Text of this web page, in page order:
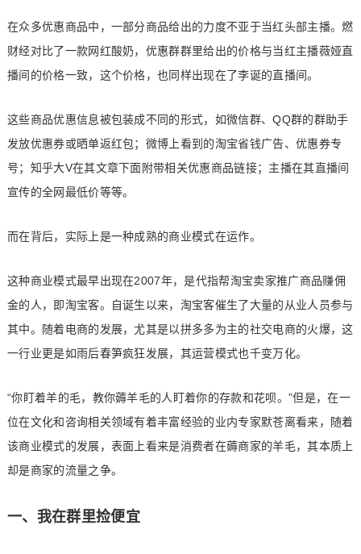
在众多优惠商品中，一部分商品给出的力度不亚于当红头部主播。燃
财经对比了一款网红酸奶，优惠群群里给出的价格与当红主播薇娅直
播间的价格一致，这个价格，也同样出现在了李诞的直播间。
这些商品优惠信息被包装成不同的形式，如微信群、QQ群的群助手
发放优惠券或晒单返红包；微博上看到的淘宝省钱广告、优惠券专
号；知乎大V在其文章下面附带相关优惠商品链接；主播在其直播间
宣传的全网最低价等等。
而在背后，实际上是一种成熟的商业模式在运作。
这种商业模式最早出现在2007年，是代指帮淘宝卖家推广商品赚佣
金的人，即淘宝客。自诞生以来，淘宝客催生了大量的从业人员参与
其中。随着电商的发展，尤其是以拼多多为主的社交电商的火爆，这
一行业更是如雨后春笋疯狂发展，其运营模式也千变万化。
“你盯着羊的毛，教你薅羊毛的人盯着你的存款和花呗。”但是，在一
位在文化和咨询相关领域有着丰富经验的业内专家默苍离看来，随着
该商业模式的发展，表面上看来是消费者在薅商家的羊毛，其本质上
却是商家的流量之争。
一、我在群里捡便宜